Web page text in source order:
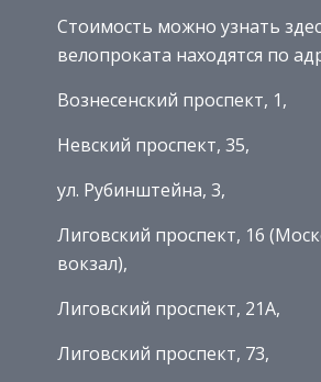
Стоимость можно узнать
велопроката находятся по
Вознесенский проспект, 1,
Невский проспект, 35,
ул. Рубинштейна, 3,
Лиговский проспект, 16
вокзал),
Лиговский проспект, 21А,
Лиговский проспект, 73,